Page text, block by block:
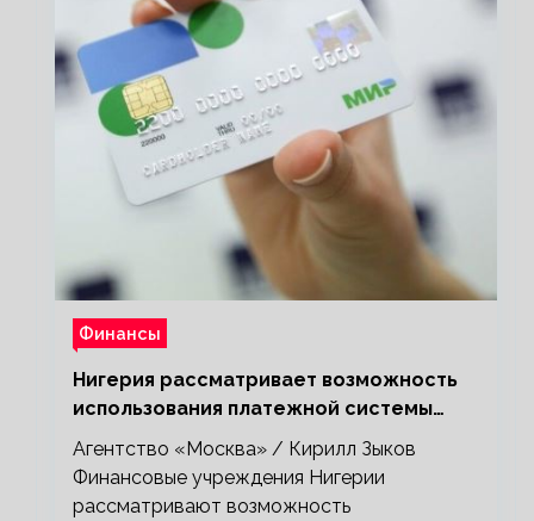
Финансы
Нигерия рассматривает возможность
использования платежной системы
«Мир»
Агентство «Москва» / Кирилл Зыков
Финансовые учреждения Нигерии
рассматривают возможность